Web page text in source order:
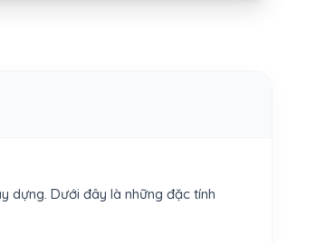
dựng. Dưới đây là những đặc tính